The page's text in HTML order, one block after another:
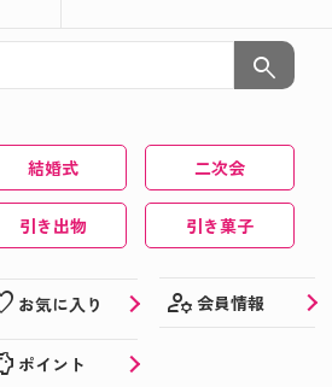
イベントにひと工夫♪
ばれる！オリジナルギフト特集
たり！オリジナルのお酒やお菓
ナルのお菓子で楽しもう♪
search
結婚式 二次会
引き出物 引き菓子
お気に入り manage_accounts 会員情報
ポイント